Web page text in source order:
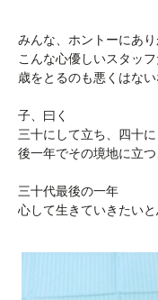
みんな、ホントーにあり
こんな心優しいスタッ
歳をとるのも悪くはな
子、曰く
三十にして立ち、四十に
後一年でその境地に立つ
三十代最後の一年
心して生きていきたい